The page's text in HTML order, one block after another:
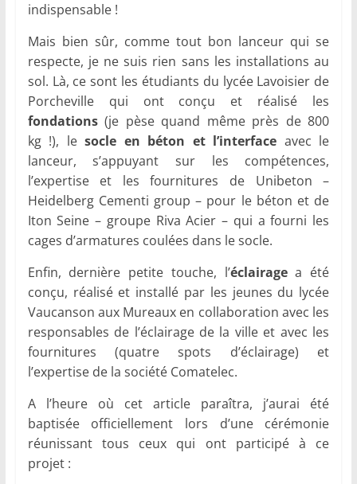
indispensable !
Mais bien sûr, comme tout bon lanceur qui se
respecte, je ne suis rien sans les installations au
sol. Là, ce sont les étudiants du lycée Lavoisier de
Porcheville qui ont conçu et réalisé les
fondations(je pèse quand même près de 800
kg !), lesocle en béton et l’interface avec le
lanceur, s’appuyant sur les compétences,
l’expertise et les fournitures de Unibeton –
Heidelberg Cementi group – pour le béton et de
Iton Seine – groupe Riva Acier – qui a fourni les
cages d’armatures coulées dans le socle.
Enfin, dernière petite touche, l’éclairagea été
conçu, réalisé et installé par les jeunes du lycée
Vaucanson aux Mureaux en collaboration avec les
responsables de l’éclairage de la ville et avec les
fournitures (quatre spots d’éclairage) et
l’expertise de la société Comatelec.
A l’heure où cet article paraîtra, j’aurai été
baptisée officiellement lors d’une cérémonie
réunissant tous ceux qui ont participé à ce
projet :